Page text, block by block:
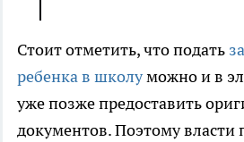
Стоит отметить, что подать
ребенка в школуможно и в
уже позже предоставить
документов. Поэтому